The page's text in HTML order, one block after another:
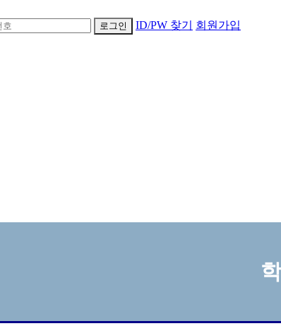
로그인 ID/PW 찾기 회원가입